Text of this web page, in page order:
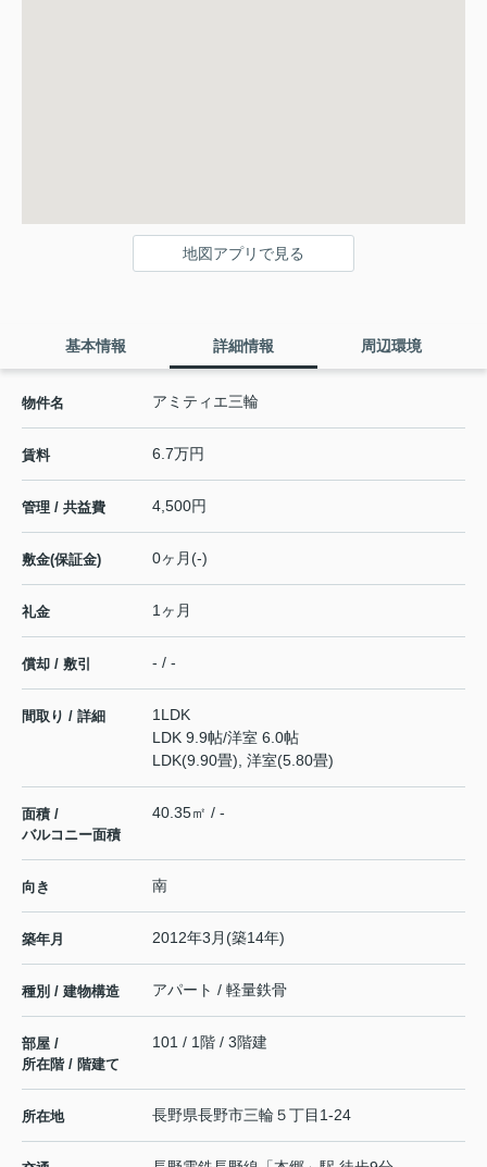
地図アプリで見る
基本情報 詳細情報 周辺環境
物件名 アミティエ三輪
賃料 6.7万円
管理 / 共益費 4,500円
敷金(保証金) 0ヶ月(-)
礼金 1ヶ月
償却 / 敷引 - / -
間取り / 詳細
1LDK
LDK 9.9帖/洋室 6.0帖
LDK(9.90畳), 洋室(5.80畳)
面積 /
バルコニー面積
40.35㎡ / -
向き 南
築年月 2012年3月(築14年)
種別 / 建物構造 アパート / 軽量鉄骨
部屋 /
所在階 / 階建て
101 / 1階 / 3階建
所在地 長野県長野市三輪 ５丁目1-24